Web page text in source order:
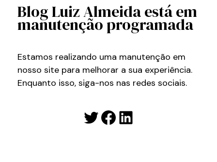
Blog Luiz Almeida está em
manutenção programada
Estamos realizando uma manutenção em
nosso site para melhorar a sua experiência.
Enquanto isso, siga-nos nas redes sociais.
Twitter
Facebook
LinkedIn